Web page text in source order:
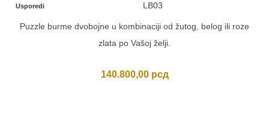
Usporedi LB03
Puzzle burme dvobojne u kombinaciji od žutog, belog ili roze
zlata po Vašoj želji.
140.800,00 рсд